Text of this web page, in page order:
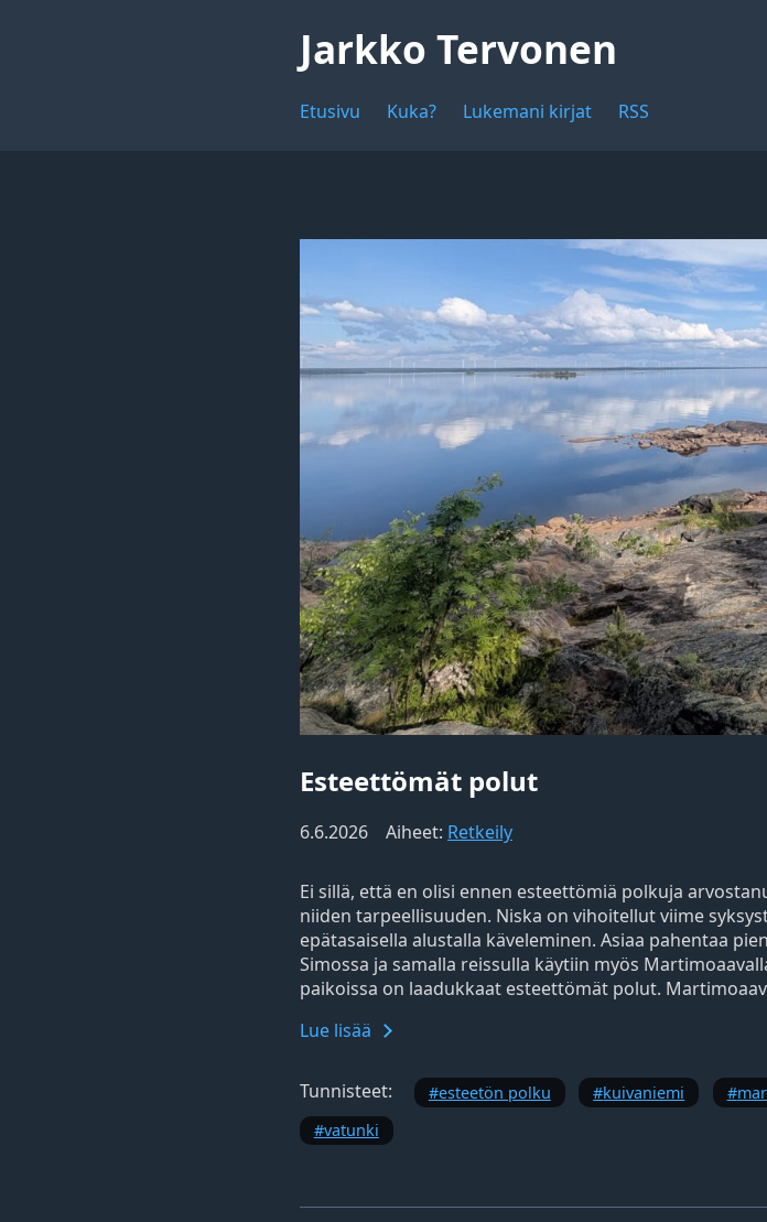
Jarkko Tervonen
Etusivu Kuka? Lukemani kirjat RSS
Esteettömät polut
6.6.2026 Aiheet: Retkeily
Ei sillä, että en olisi ennen esteettömiä polkuja
niiden tarpeellisuuden. Niska on vihoitellut viime
epätasaisella alustalla käveleminen. Asiaa pahentaa
Simossa ja samalla reissulla käytiin myös
paikoissa on laadukkaat esteettömät polut.
Lue lisää
Tunnisteet: esteetön polku kuivaniemi
vatunki